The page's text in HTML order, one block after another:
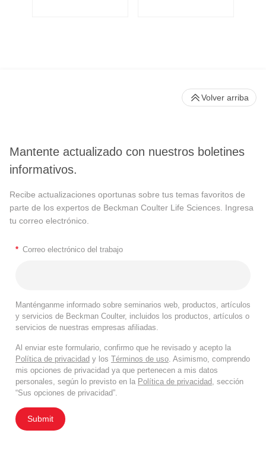
Mantente actualizado con nuestros boletines
informativos.
Recibe actualizaciones oportunas sobre tus temas favoritos de
parte de los expertos de Beckman Coulter Life Sciences. Ingresa
tu correo electrónico.
* Correo electrónico del trabajo
Manténganme informado sobre seminarios web, productos, artículos
y servicios de Beckman Coulter, incluidos los productos, artículos o
servicios de nuestras empresas afiliadas.
Al enviar este formulario, confirmo que he revisado y acepto la
Política de privacidad y los Términos de uso. Asimismo, comprendo
mis opciones de privacidad ya que pertenecen a mis datos
personales, según lo previsto en la Política de privacidad, sección
“Sus opciones de privacidad”.
Submit
Volver arriba